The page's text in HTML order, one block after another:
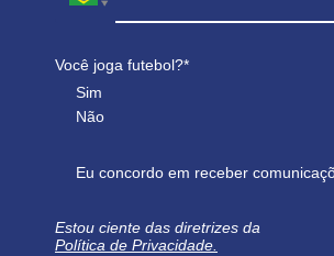
Você joga futebol?*
Sim
Não
Eu concordo em receber
Estou ciente das diretrizes da
Política de Privacidade.